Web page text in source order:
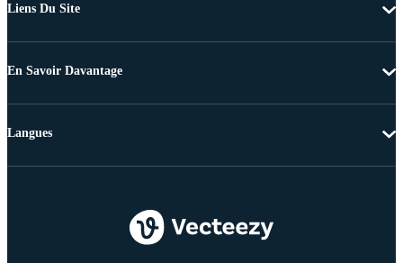
Liens Du Site
En Savoir Davantage
Langues